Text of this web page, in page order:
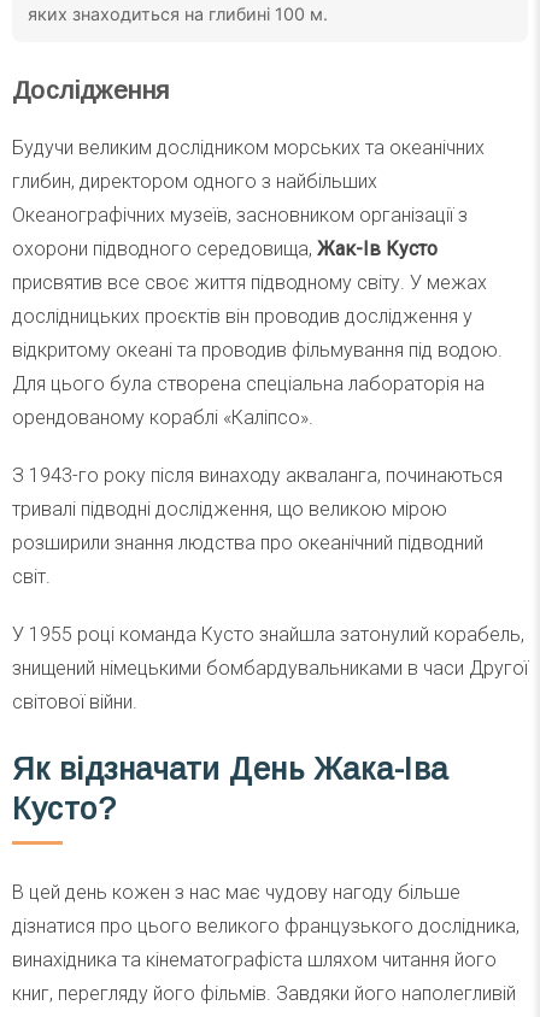
яких знаходиться на глибині 100 м.
Дослідження
Будучи великим дослідником морських та океанічних
глибин, директором одного з найбільших
Океанографічних музеїв, засновником організації з
охорони підводного середовища, Жак-Ів Кусто
присвятив все своє життя підводному світу. У межах
дослідницьких проєктів він проводив дослідження у
відкритому океані та проводив фільмування під водою.
Для цього була створена спеціальна лабораторія на
орендованому кораблі «Каліпсо».
З 1943-го року після винаходу акваланга, починаються
тривалі підводні дослідження, що великою мірою
розширили знання людства про океанічний підводний
світ.
У 1955 році команда Кусто знайшла затонулий корабель,
знищений німецькими бомбардувальниками в часи Другої
світової війни.
Як відзначати День Жака-Іва
Кусто?
В цей день кожен з нас має чудову нагоду більше
дізнатися про цього великого французького дослідника,
винахідника та кінематографіста шляхом читання його
книг, перегляду його фільмів. Завдяки його наполегливій